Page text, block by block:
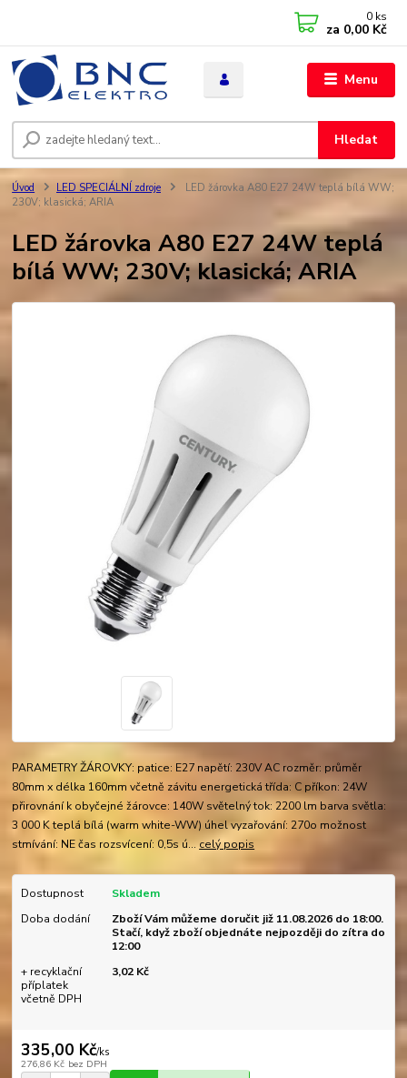
Menu
Hledat
0 ks
za 0,00 Kč
Úvod LED SPECIÁLNÍ zdroje
LED žárovka A80 E27 24W teplá bílá WW;
230V; klasická; ARIA
LED žárovka A80 E27 24W teplá
bílá WW; 230V; klasická; ARIA
PARAMETRY ŽÁROVKY: patice: E27 napětí: 230V AC rozměr: průměr
80mm x délka 160mm včetně závitu energetická třída: C příkon: 24W
přirovnání k obyčejné žárovce: 140W světelný tok: 2200 lm barva světla:
3 000 K teplá bílá (warm white-WW) úhel vyzařování: 270o možnost
stmívání: NE čas rozsvícení: 0,5s ú...celý popis
Dostupnost
Skladem
Doba dodání
Zboží Vám můžeme doručit již 11.08.2026 do 18:00.
Stačí, když zboží objednáte nejpozději do zítra do
12:00
+ recyklační
příplatek
včetně DPH
3,02 Kč
335,00 Kč/ks
276,86 Kč bez DPH